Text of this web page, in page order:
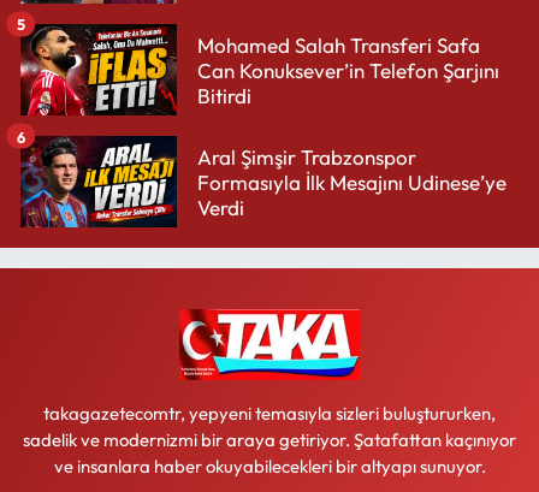
Mohamed Salah Transferi Safa
Can Konuksever’in Telefon Şarjını
Bitirdi
5
Aral Şimşir Trabzonspor
Formasıyla İlk Mesajını Udinese’ye
Verdi
6
takagazetecomtr, yepyeni temasıyla sizleri buluştururken,
sadelik ve modernizmi bir araya getiriyor. Şatafattan kaçınıyor
ve insanlara haber okuyabilecekleri bir altyapı sunuyor.